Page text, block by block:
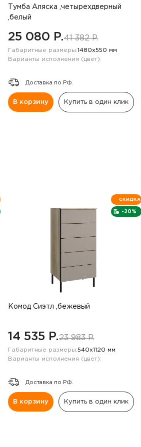
Тумба Аляска ,четырехдверный
,белый
25 080 P.41 382 P.
Габаритные размеры:1480х550 мм
Варианты исполнения (цвет):
Доставка по РФ.
В корзину Купить в один клик
-20%
СКИДКА
Комод Сиэтл ,бежевый
14 535 P.23 983 P.
Габаритные размеры:540х1120 мм
Варианты исполнения (цвет):
Доставка по РФ.
В корзину Купить в один клик